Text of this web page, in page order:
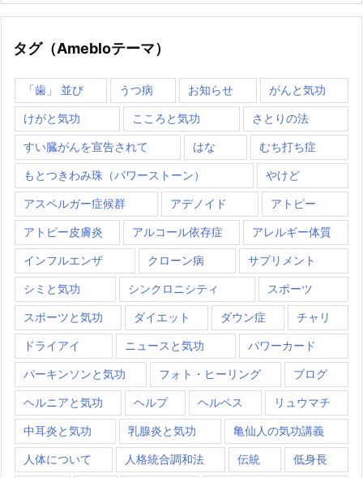
タグ（Amebloテーマ）
「歯」 並び うつ病 お知らせ がんと気功
けがと気功 こころと気功 さとりの法
すい臓がんを宣告されて はな むち打ち症
もとつきわみ珠（パワーストーン） やけど
アスペルガー症候群 アデノイド アトピー
アトピー皮膚炎 アルコール依存症 アレルギー体質
インフルエンザ クローン病 サプリメント
シミと気功 シンクロニシティ スポーツ
スポーツと気功 ダイエット ダウン症 チャリ
ドライアイ ニュースと気功 パワーカード
パーキンソンと気功 フォト・ヒーリング ブログ
ヘルニアと気功 ヘルプ ヘルペス リュウマチ
中耳炎と気功 乳腺炎と気功 亀仙人の気功講義
人体について 人格統合調和法 伝統 低身長